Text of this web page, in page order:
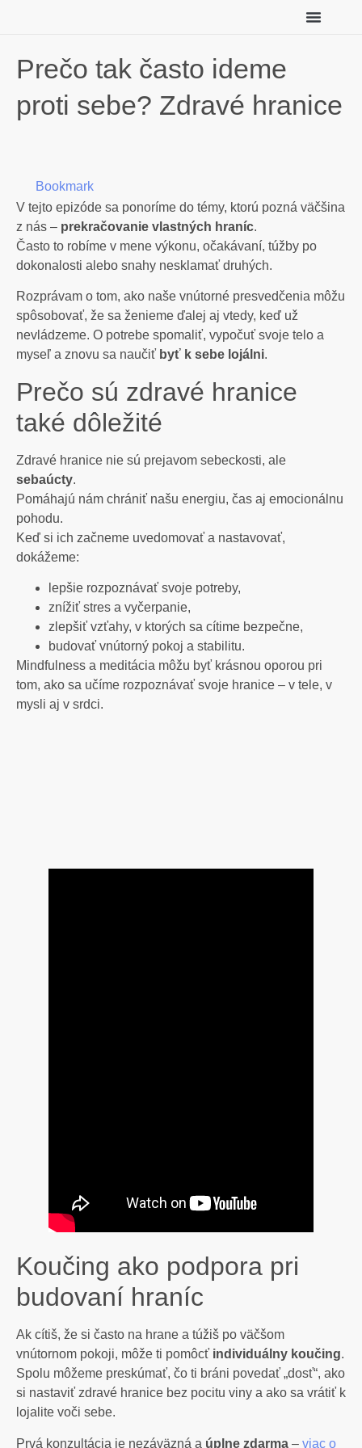
Prečo tak často ideme
proti sebe? Zdravé hranice
Bookmark
V tejto epizóde sa ponoríme do témy, ktorú pozná väčšina
z nás – prekračovanie vlastných hraníc.
Často to robíme v mene výkonu, očakávaní, túžby po
dokonalosti alebo snahy nesklamať druhých.
Rozprávam o tom, ako naše vnútorné presvedčenia môžu
spôsobovať, že sa ženieme ďalej aj vtedy, keď už
nevládzeme. O potrebe spomaliť, vypočuť svoje telo a
myseľ a znovu sa naučiť byť k sebe lojálni.
Prečo sú zdravé hranice
také dôležité
Zdravé hranice nie sú prejavom sebeckosti, ale
sebaúcty.
Pomáhajú nám chrániť našu energiu, čas aj emocionálnu
pohodu.
Keď si ich začneme uvedomovať a nastavovať,
dokážeme:
lepšie rozpoznávať svoje potreby,
znížiť stres a vyčerpanie,
zlepšiť vzťahy, v ktorých sa cítime bezpečne,
budovať vnútorný pokoj a stabilitu.
Mindfulness a meditácia môžu byť krásnou oporou pri
tom, ako sa učíme rozpoznávať svoje hranice – v tele, v
mysli aj v srdci.
Koučing ako podpora pri
budovaní hraníc
Ak cítiš, že si často na hrane a túžiš po väčšom
vnútornom pokoji, môže ti pomôcť individuálny koučing.
Spolu môžeme preskúmať, čo ti bráni povedať „dosť“, ako
si nastaviť zdravé hranice bez pocitu viny a ako sa vrátiť k
lojalite voči sebe.
Prvá konzultácia je nezáväzná a úplne zdarma – viac o